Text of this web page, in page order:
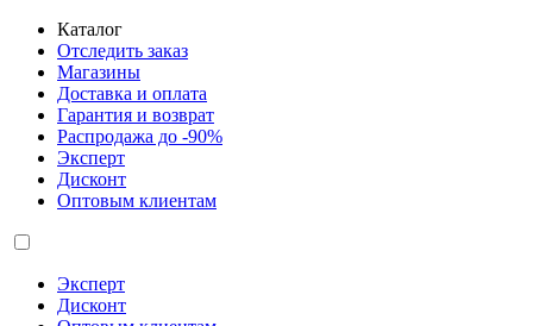
Каталог
Отследить заказ
Магазины
Доставка и оплата
Гарантия и возврат
Распродажа до -90%
Эксперт
Дисконт
Оптовым клиентам
Эксперт
Дисконт